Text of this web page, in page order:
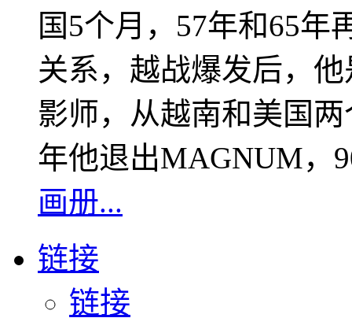
国5个月，57年和65年
关系，越战爆发后，
影师，从越南和美国
年他退出MAGNUM，
画册...
链接
链接